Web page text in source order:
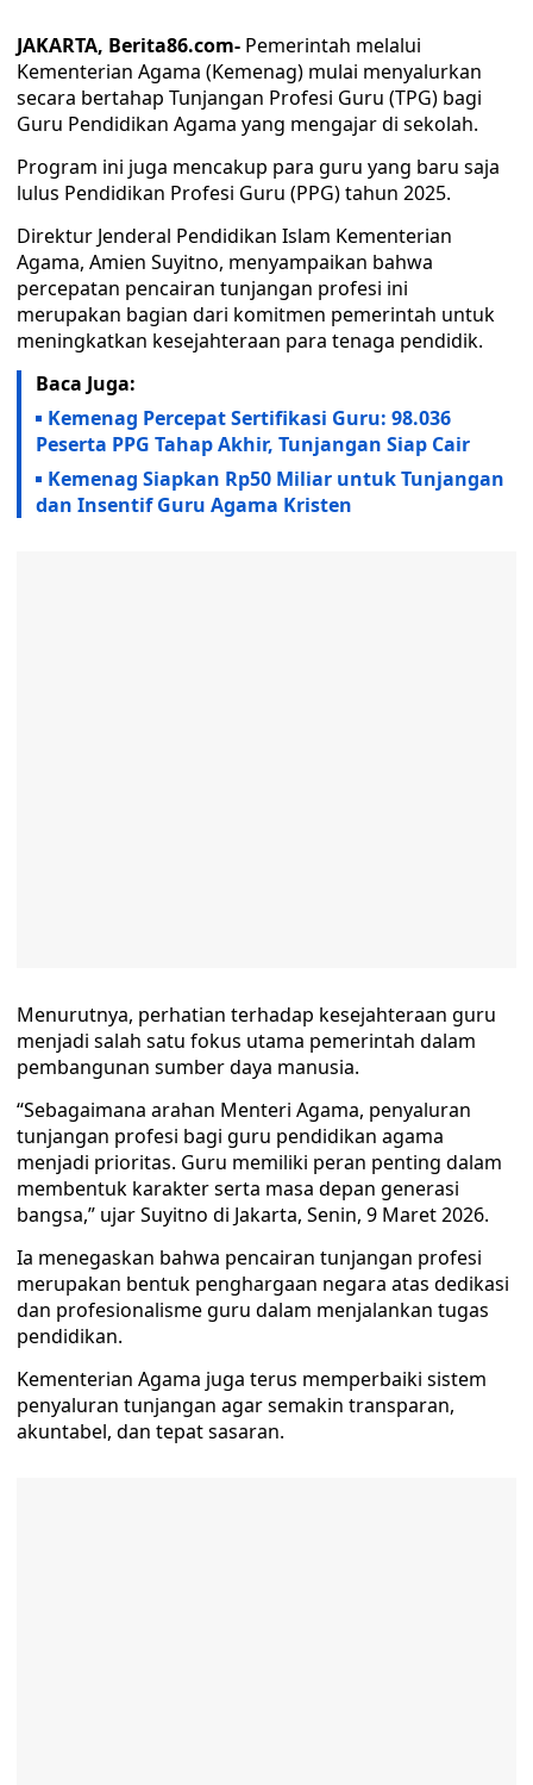
JAKARTA, Berita86.com- Pemerintah melalui
Kementerian Agama (Kemenag) mulai menyalurkan
secara bertahap Tunjangan Profesi Guru (TPG) bagi
Guru Pendidikan Agama yang mengajar di sekolah.
Program ini juga mencakup para guru yang baru saja
lulus Pendidikan Profesi Guru (PPG) tahun 2025.
Direktur Jenderal Pendidikan Islam Kementerian
Agama, Amien Suyitno, menyampaikan bahwa
percepatan pencairan tunjangan profesi ini
merupakan bagian dari komitmen pemerintah untuk
meningkatkan kesejahteraan para tenaga pendidik.
Baca Juga:
Kemenag Percepat Sertifikasi Guru: 98.036
Peserta PPG Tahap Akhir, Tunjangan Siap Cair
Kemenag Siapkan Rp50 Miliar untuk Tunjangan
dan Insentif Guru Agama Kristen
Menurutnya, perhatian terhadap kesejahteraan guru
menjadi salah satu fokus utama pemerintah dalam
pembangunan sumber daya manusia.
“Sebagaimana arahan Menteri Agama, penyaluran
tunjangan profesi bagi guru pendidikan agama
menjadi prioritas. Guru memiliki peran penting dalam
membentuk karakter serta masa depan generasi
bangsa,” ujar Suyitno di Jakarta, Senin, 9 Maret 2026.
Ia menegaskan bahwa pencairan tunjangan profesi
merupakan bentuk penghargaan negara atas dedikasi
dan profesionalisme guru dalam menjalankan tugas
pendidikan.
Kementerian Agama juga terus memperbaiki sistem
penyaluran tunjangan agar semakin transparan,
akuntabel, dan tepat sasaran.